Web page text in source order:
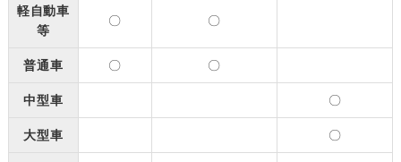
軽自動車
等
〇 〇
普通車 〇 〇
中型車 〇
大型車 〇